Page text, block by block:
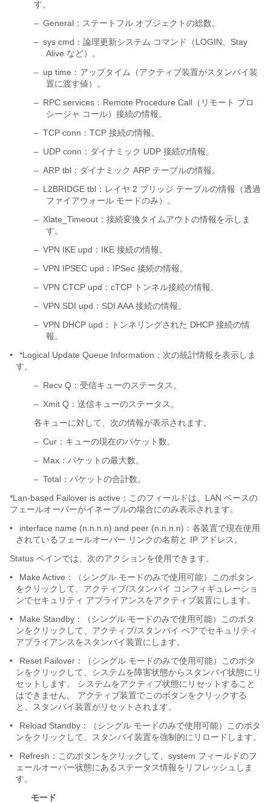
す。
– General：ステートフル オブジェクトの総数。
– sys cmd：論理更新システム コマンド（LOGIN、Stay
Alive など）。
– up time：アップタイム（アクティブ装置がスタンバイ装
置に渡す値）。
– RPC services：Remote Procedure Call（リモート プロ
シージャ コール）接続の情報。
– TCP conn：TCP 接続の情報。
– UDP conn：ダイナミック UDP 接続の情報。
– ARP tbl：ダイナミック ARP テーブルの情報。
– L2BRIDGE tbl：レイヤ 2 ブリッジ テーブルの情報（透過
ファイアウォール モードのみ）。
– Xlate_Timeout：接続変換タイムアウトの情報を示しま
す。
– VPN IKE upd：IKE 接続の情報。
– VPN IPSEC upd：IPSec 接続の情報。
– VPN CTCP upd：cTCP トンネル接続の情報。
– VPN SDI upd：SDI AAA 接続の情報。
– VPN DHCP upd：トンネリングされた DHCP 接続の情
報。
•
*Logical Update Queue Information：次の統計情報を表示しま
す。
– Recv Q：受信キューのステータス。
– Xmit Q：送信キューのステータス。
各キューに対して、次の情報が表示されます。
– Cur：キューの現在のパケット数。
– Max：パケットの最大数。
– Total：パケットの合計数。
*Lan-based Failover is active：このフィールドは、LAN ベースの
フェールオーバーがイネーブルの場合にのみ表示されます。
•
interface name (n.n.n.n) and peer (n.n.n.n)：各装置で現在使用
されているフェールオーバー リンクの名前と IP アドレス。
Status ペインでは、次のアクションを使用できます。
•
Make Active：（シングル モードのみで使用可能）このボタン
をクリックして、アクティブ/スタンバイ コンフィギュレーショ
ンでセキュリティ アプライアンスをアクティブ装置にします。
•
Make Standby：（シングル モードのみで使用可能）このボタ
ンをクリックして、アクティブ/スタンバイ ペアでセキュリティ
アプライアンスをスタンバイ装置にします。
•
Reset Failover：（シングル モードのみで使用可能）このボタ
ンをクリックして、システムを障害状態からスタンバイ状態にリ
セットします。 システムをアクティブ状態にリセットすること
はできません。 アクティブ装置でこのボタンをクリックする
と、スタンバイ装置がリセットされます。
•
Reload Standby：（シングル モードのみで使用可能）このボタ
ンをクリックして、スタンバイ装置を強制的にリロードします。
•
Refresh：このボタンをクリックして、system フィールドのフ
ェールオーバー状態にあるステータス情報をリフレッシュしま
す。
モード